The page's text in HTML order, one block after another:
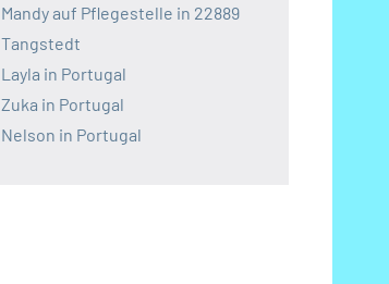
Mandy auf Pflegestelle in 22889
Tangstedt
Layla in Portugal
Zuka in Portugal
Nelson in Portugal